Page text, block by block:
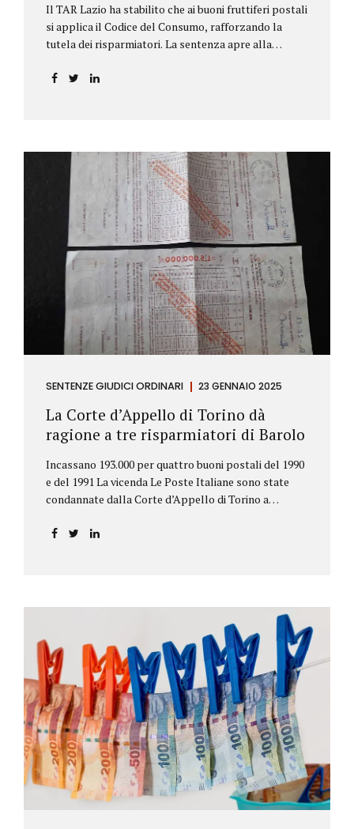
Il TAR Lazio ha stabilito che ai buoni fruttiferi postali
si applica il Codice del Consumo, rafforzando la
tutela dei risparmiatori. La sentenza apre alla
capitale o interessi per mancanza di informazioni
SENTENZE GIUDICI ORDINARI 23 GENNAIO 2025
La Corte d’Appello di Torino dà
ragione a tre risparmiatori di Barolo
Incassano 193.000 per quattro buoni postali del 1990
e del 1991 La vicenda Le Poste Italiane sono state
condannate dalla Corte d’Appello di Torino a
per oltre 193.000,00 euro: la sentenza ribalta la
causa di una modifica dei rendimenti risalente al 1986,
precedente alla loro sottoscrizione, e di un timbro
che Poste aveva messo sopra la tabella, la quale
riportava un generico...